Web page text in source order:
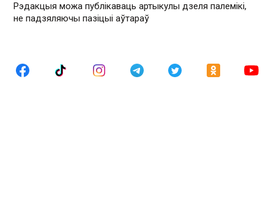
Рэдакцыя можа публікаваць артыкулы дзеля палемікі,
не падзяляючы пазіцыі аўтараў